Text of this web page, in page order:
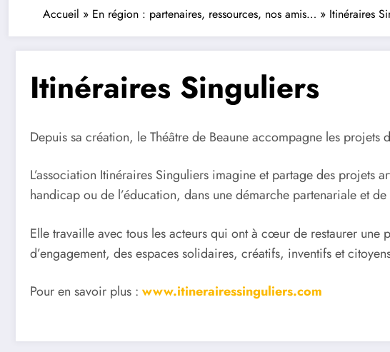
Accueil » En région : partenaires, ressources, nos amis… » Itinéraires
Itinéraires Singuliers
Depuis sa création, le Théâtre de Beaune accompagne les projets
L’association Itinéraires Singuliers imagine et partage des projets
handicap ou de l’éducation, dans une démarche partenariale et
Elle travaille avec tous les acteurs qui ont à cœur de restaurer
d’engagement, des espaces solidaires, créatifs, inventifs et
Pour en savoir plus : www.itinerairessinguliers.com